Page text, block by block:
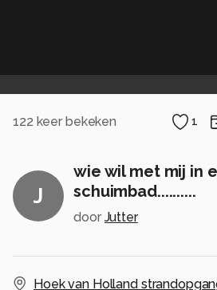
122 keer bekeken 1
J
wie wil met mij in
schuimbad..........
door Jutter
Hoek van Holland